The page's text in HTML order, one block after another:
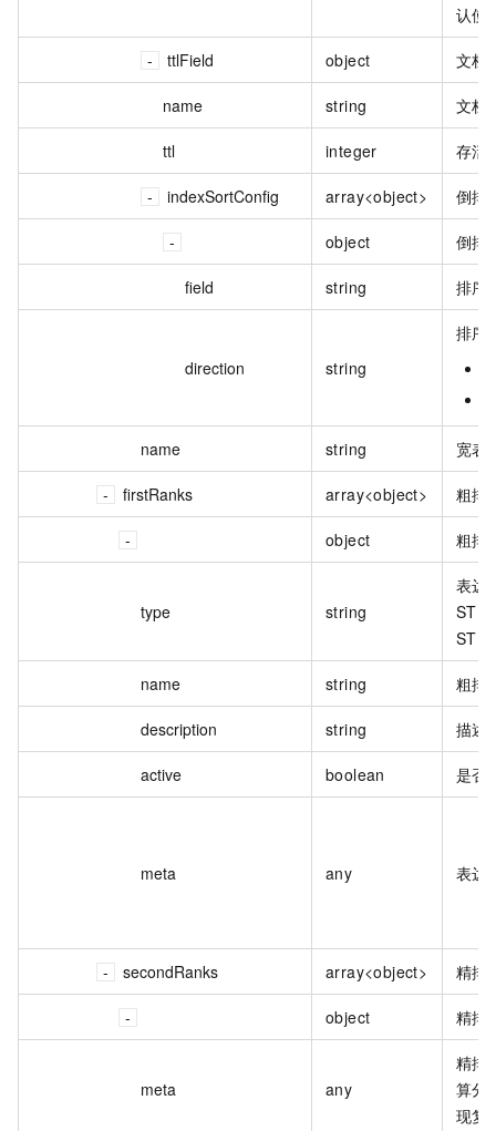
认使
ttlField object 文档
name string 文档
ttl integer 存活
indexSortConfig array<object> 倒排
object 倒排
field string 排序
direction string
排序
name string 宽表
firstRanks array<object> 粗排
object 粗排
type string
表达
name string 粗排
description string 描述
active boolean 是否
meta any 表达
secondRanks array<object> 精排
object 精排
meta any
精排
算分
现复